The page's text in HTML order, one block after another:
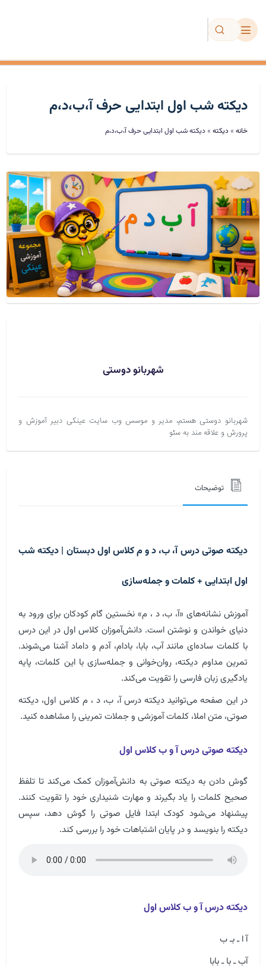
دیکته
تمرین و آزمون
فروشگاه
ویژه معلمان
دیکته شب اول ابتدایی حرف آ،ب،د،م
خانه » دیکته » دیکته شب اول ابتدایی حرف آ،ب،د،م
شهربانو دوستی
شهربانو دوستی هستم، مدیر و موسس وب سایت عینکی دبیر آموزش و
پرورش و علاقه مند به سئو
توضیحات
دیکته صوتی درس آ، ب، د و م کلاس اول دبستان | دیکته شب
اول ابتدایی + کلمات و جمله‌سازی
آموزش نشانه‌های «آ، ب، د ، م» نخستین گام کودکان برای ورود به
دنیای خواندن و نوشتن است. دانش‌آموزان کلاس اول در این درس
با کلمات ساده‌ای مانند آب، بابا، بادام، آدم و داماد آشنا می‌شوند.
تمرین مداوم دیکته، روان‌خوانی و جمله‌سازی با این کلمات، پایه
یادگیری زبان فارسی را تقویت می‌کند.
در این صفحه می‌توانید دیکته درس آ، ب، د ، م کلاس اول، دیکته
صوتی، متن املا، کلمات آموزشی و جملات تمرینی را مشاهده کنید.
دیکته صوتی درس آ و ب کلاس اول
گوش دادن به دیکته صوتی به دانش‌آموزان کمک می‌کند تا تلفظ
صحیح کلمات را یاد بگیرند و مهارت شنیداری خود را تقویت کنند.
پیشنهاد می‌شود کودک ابتدا فایل صوتی را گوش دهد، سپس
دیکته را بنویسد و در پایان اشتباهات خود را بررسی کند.
دیکته درس آ و ب کلاس اول
آ ا ـ بـ ب
آب ـ با ـ بابا